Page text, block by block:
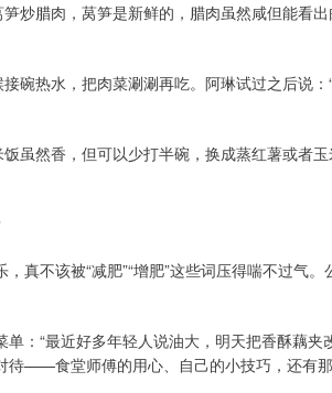
炒腊肉，莴笋是新鲜的，腊肉虽然咸但能看
碗热水，把肉菜涮涮再吃。阿琳试过之后说
虽然香，但可以少打半碗，换成蒸红薯或者
真不该被“减肥”“增肥”这些词压得喘不过气
：“最近好多年轻人说油大，明天把香酥藕
待——食堂师傅的用心、自己的小技巧，还有那